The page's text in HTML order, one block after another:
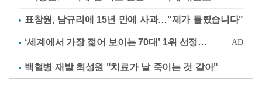
표창원, 남규리에 15년 만에 사과…"제가 틀렸습니다"
백혈병 재발 최성원 "치료가 날 죽이는 것 같아"